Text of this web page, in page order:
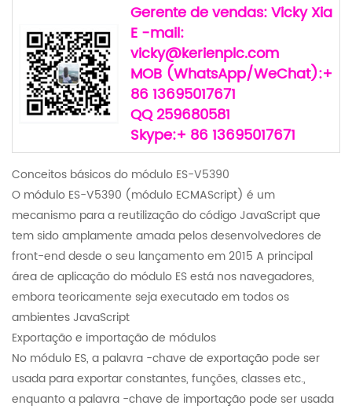
Gerente de vendas: Vicky Xia
E -mail:
vicky@kerienplc.com
MOB (WhatsApp/WeChat):+
86 13695017671
QQ 259680581
Skype:+ 86 13695017671
Conceitos básicos do módulo ES-V5390
O módulo ES-V5390 (módulo ECMAScript) é um
mecanismo para a reutilização do código JavaScript que
tem sido amplamente amada pelos desenvolvedores de
front-end desde o seu lançamento em 2015 A principal
área de aplicação do módulo ES está nos navegadores,
embora teoricamente seja executado em todos os
ambientes JavaScript
Exportação e importação de módulos
No módulo ES, a palavra -chave de exportação pode ser
usada para exportar constantes, funções, classes etc.,
enquanto a palavra -chave de importação pode ser usada